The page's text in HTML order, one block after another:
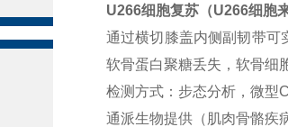
U266细胞复苏（U266细胞
通过横切膝盖内侧副韧带可
软骨蛋白聚糖丢失，软骨细
检测方式：步态分析，微型
通派生物提供（肌肉骨骼疾